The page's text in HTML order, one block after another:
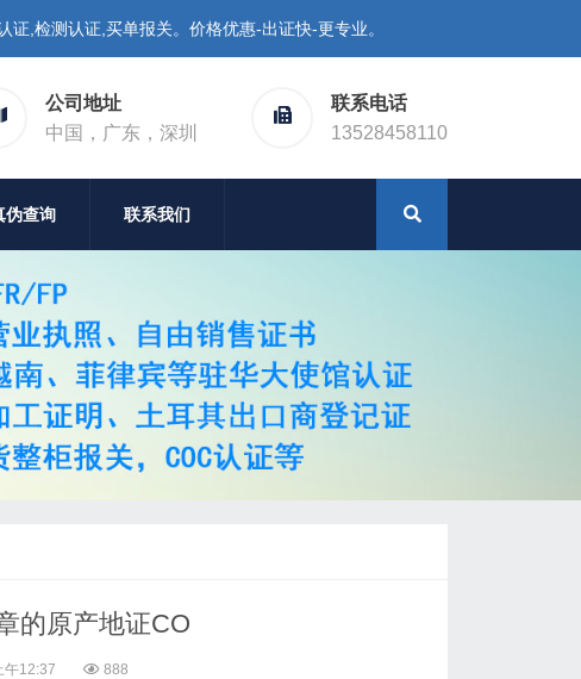
,检测认证,买单报关。价格优惠-出证快-更专业。
公司地址
中国，广东，深圳
联系电话
13528458110
伪查询 联系我们
的原产地证CO
午12:37 888